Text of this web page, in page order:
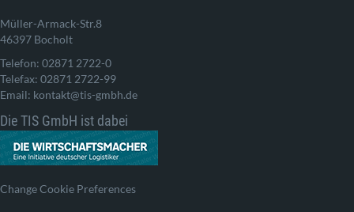
Müller-Armack-Str.8
46397 Bocholt
Telefon: 02871 2722-0
Telefax: 02871 2722-99
Email: kontakt@tis-gmbh.de
Die TIS GmbH ist dabei
Change Cookie Preferences